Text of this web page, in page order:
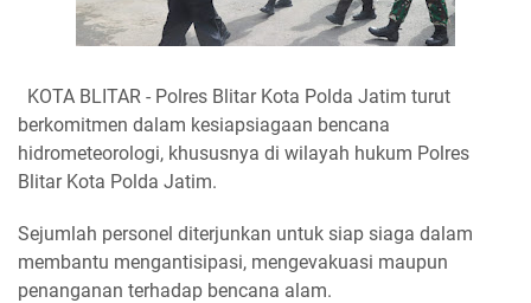
KOTA BLITAR - Polres Blitar Kota Polda Jatim turut
berkomitmen dalam kesiapsiagaan bencana
hidrometeorologi, khususnya di wilayah hukum Polres
Blitar Kota Polda Jatim.
Sejumlah personel diterjunkan untuk siap siaga dalam
membantu mengantisipasi, mengevakuasi maupun
penanganan terhadap bencana alam.